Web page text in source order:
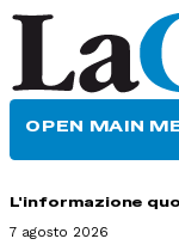
OPEN MAIN
L'informazione
7 agosto 2026